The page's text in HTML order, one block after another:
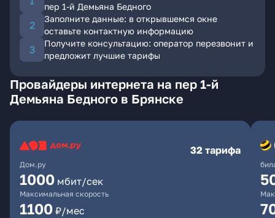
пер 1-й Демьяна Бедного
Заполните данные: в открывшемся окне
оставьте контактную информацию
Получите консультацию: оператор перезвонит и
предложит лучшие тарифы
Провайдеры интернета на пер 1-й
Демьяна Бедного в Брянске
Дом.ру
32 тарифа
1000 мбит/сек
Максимальная скорость
1100 ₽/мес